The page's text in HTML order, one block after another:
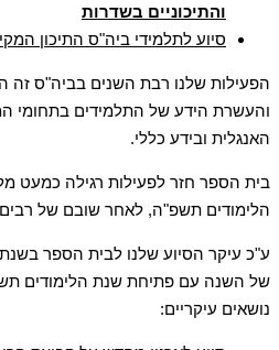
והתיכוניים בשדרות
סיוע לתלמידי ביה"ס התיכון
הפעילות שלנו רבת השנים בביה"ס זה
והעשרת הידע של התלמידים
האנגלית ובידע כללי.
בית הספר חזר לפעילות רגילה כמעט
הלימודים תשפ"ה, לאחר שובם של
של השנה עם פתיחת שנת הלימודים
נושאים עיקריים: